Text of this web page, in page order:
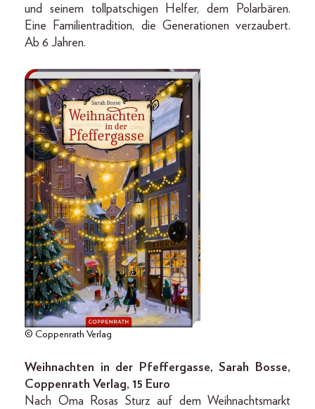
und seinem tollpatschigen Helfer, dem Polarbären.
Eine Familientradition, die Generationen verzaubert.
Ab 6 Jahren.
© Coppenrath Verlag
Weihnachten in der Pfeffergasse, Sarah Bosse,
Coppenrath Verlag, 15 Euro
Nach Oma Rosas Sturz auf dem Weihnachtsmarkt